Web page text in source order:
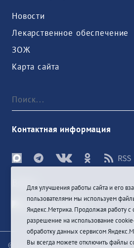
Новости
Лекарственное обеспечение
ЗОЖ
Карта сайта
Контактная информация
Войти
© При цитировании информации с
Для улучшения работы сайта и его
пользователями мы используем
Яндекс.Метрика. Продолжая работу с
разрешение на использование
обработку данных сервисом
Вы всегда можете отключить файлы